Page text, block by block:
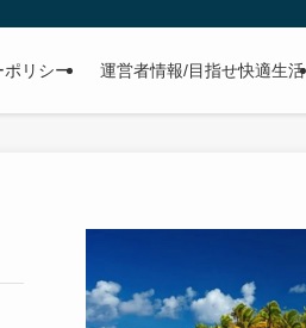
ポリシー 運営者情報/目指せ快適生活